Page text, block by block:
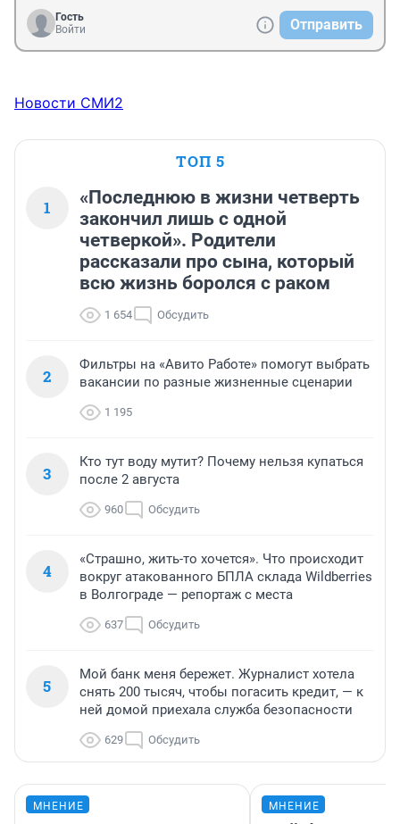
Гость
Войти
Отправить
Новости СМИ2
ТОП 5
1
«Последнюю в жизни четверть
закончил лишь с одной
четверкой». Родители
рассказали про сына, который
всю жизнь боролся с раком
1 654 Обсудить
2
Фильтры на «Авито Работе» помогут выбрать
вакансии по разные жизненные сценарии
1 195
3
Кто тут воду мутит? Почему нельзя купаться
после 2 августа
960 Обсудить
4
«Страшно, жить-то хочется». Что происходит
вокруг атакованного БПЛА склада Wildberries
в Волгограде — репортаж с места
637 Обсудить
5
Мой банк меня бережет. Журналист хотела
снять 200 тысяч, чтобы погасить кредит, — к
ней домой приехала служба безопасности
629 Обсудить
МНЕНИЕ МНЕНИЕ